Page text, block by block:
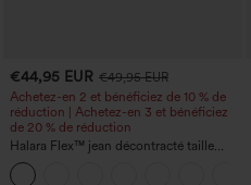
€44,95 EUR €49,95 EUR
Achetez-en 2 et bénéficiez de 10 % de
réduction | Achetez-en 3 et bénéficiez
de 20 % de réduction
Halara Flex™ jean décontracté taille
haute, large, avec poches, ourlet
retroussé et effet délavé